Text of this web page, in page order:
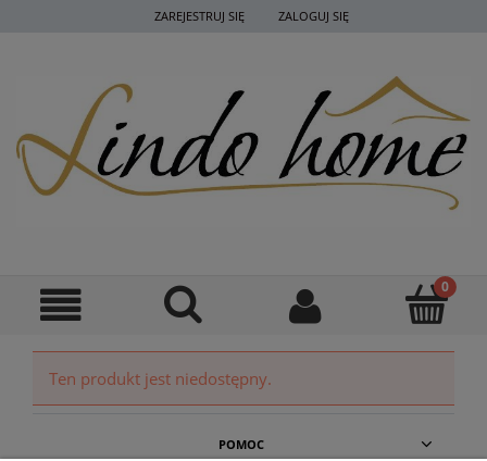
ZAREJESTRUJ SIĘ ZALOGUJ SIĘ
Ten produkt jest niedostępny.
POMOC